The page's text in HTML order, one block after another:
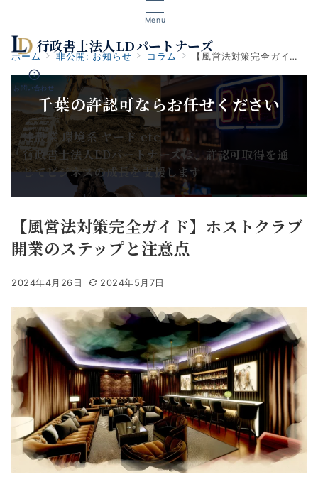
Menu
行政書士法人LDパートナーズ
お問い合わせ
ホーム 非公開: お知らせ コラム 【風営法対策完全ガイド】ホストクラブ開業のステップと注意点
千葉の許認可ならお任せください
建設業 環境系 ヤード etc
行政書士法人LDパートナーズは、許認可取得を通
じてビジネスの成長を支援します
【風営法対策完全ガイド】ホストクラブ
開業のステップと注意点
2024年4月26日 2024年5月7日